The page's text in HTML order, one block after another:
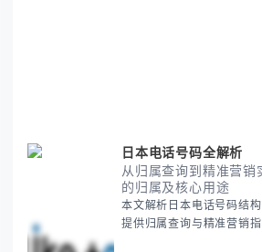
日本电话号码全解析
从归属查询到精准营销
的归属及核心用途
本文解析日本电话号码结
提供归属查询与精准营销